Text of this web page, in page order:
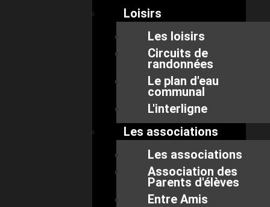
Loisirs
Les loisirs
Circuits de
randonnées
Le plan d'eau
communal
L'interligne
Les associations
Les associations
Association des
Parents d'élèves
Entre Amis